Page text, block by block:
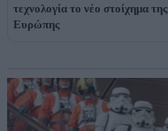
τεχνολογία το νέο στοίχημα της
Ευρώπης